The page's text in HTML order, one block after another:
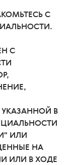
С
С
В
ИЛИ
НА
ИЛИ В ХОДЕ